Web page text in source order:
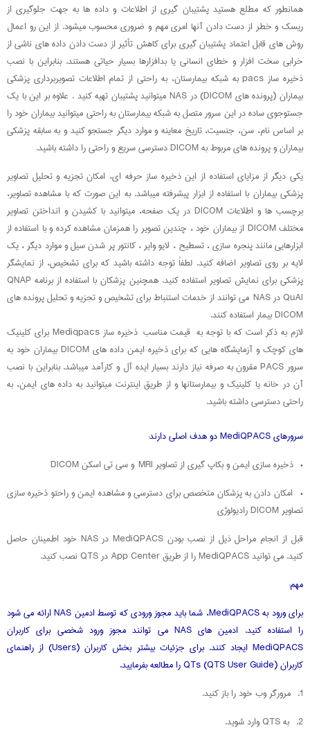
همانطور که مطلع هستید پشتیبان گیری از اطلاعات و داده ها به جهت جلوگیری از
ریسک و خطر از دست دادن آنها امری مهم و ضروری محسوب میشود. از این رو اعمال
روش های قابل اعتماد پشتیبان گیری برای کاهش تأثیر از دست دادن داده های ناشی از
خرابی سخت افزار و خطای انسانی یا بدافزارها بسیار حیاتی هستند. بنابراین با نصب
ذخیره ساز pacs به شبکه بیمارستان، به راحتی از تمام اطلاعات تصویربرداری پزشکی
بیماران (پرونده های DICOM) در NAS میتوانید پشتیبان تهیه کنید . علاوه بر این با یک
جستوجوی ساده در این سرور متصل به شبکه بیمارستان به راحتی میتوانید بیماران خود را
بر اساس نام، سن، جنسیت، تاریخ معاینه و موارد دیگر جستجو کنید و به سابقه پزشکی
بیماران و پرونده های مربوط به DICOM دسترسی سریع و راحتی را داشته باشید.
یکی دیگر از مزایای استفاده از این ذخیره ساز حرفه ای، امکان تجزیه و تحلیل تصاویر
پزشکی بیماران با استفاده از ابزار پیشرفته میباشد. به این صورت که با مشاهده تصاویر،
برچسب ها و اطلاعات DICOM در یک صفحه، میتوانید با کشیدن و انداختن تصاویر
مختلف DICOM از بیماران خود ، چندین تصویر را همزمان مشاهده کرده و با استفاده از
ابزارهایی مانند پنجره سازی ، تسطیح ، لایو وایر ، کانتور پر شدن سیل و موارد دیگر ، یک
لایه بر روی تصاویر اضافه کنید. لطفاً توجه داشته باشید که برای تشخیص، از نمایشگر
پزشکی برای نمایش تصاویر استفاده کنید. همچنین پزشکان با استفاده از برنامه QNAP
QuAI در NAS می توانند از خدمات استنباط برای تشخیص و تجزیه و تحلیل پرونده های
DICOM بیمار استفاده کنند.
لازم به ذکر است که با توجه به قیمت مناسب ذخیره ساز Mediqpacs برای کلینیک
های کوچک و آزمایشگاه هایی که برای ذخیره ایمن داده های DICOM بیماران خود به
سرور PACS مقرون به صرفه نیاز دارند بسیار ایده آل و کارآمد میباشد. بنابراین با نصب
آن در خانه یا کلینیک و بیمارستانها و از طریق اینترنت میتوانید به داده های ایمن، به
راحتی دسترسی داشته باشید.
سرورهای MediQPACS دو هدف اصلی دارند:
• ذخیره سازی ایمن و بکاپ گیری از تصاویر MRI و سی تی اسکن DICOM
• امکان دادن به پزشکان متخصص برای دسترسی و مشاهده ایمن و راحتو ذخیره سازی
تصاویر DICOM رادیولوژی
قبل از انجام مراحل ذیل از نصب بودن MediQPACS در NAS خود اطمینان حاصل
کنید. می توانید MediQPACS را از طریق App Center در QTS نصب کنید.
مهم:
برای ورود به MediQPACS، شما باید مجوز ورودی که توسط ادمین NAS ارائه می شود
را استفاده کنید. ادمین های NAS می توانند مجوز ورود شخصی برای کاربران
MediQPACS ایجاد کنند. برای جزئیات بیشتر بخش کاربران (Users) از راهنمای
کاربران QTs (QTS User Guide) را مطالعه بفرمایید.
1. مرورگر وب خود را باز کنید.
2. به QTS وارد شوید.